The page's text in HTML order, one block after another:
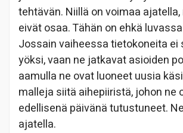
tehtävän. Niillä on voimaa
eivät osaa. Tähän on ehkä
Jossain vaiheessa tietokoneita ei
yöksi, vaan ne jatkavat asioiden
aamulla ne ovat luoneet uusia
malleja siitä aihepiiristä, johon ne
edellisenä päivänä tutustuneet.
ajatella.